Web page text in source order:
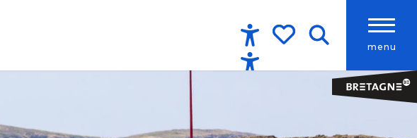
menu
Accessibilité